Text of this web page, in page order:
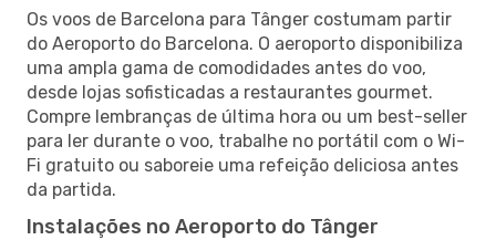
Os voos de Barcelona para Tânger costumam partir
do Aeroporto do Barcelona. O aeroporto disponibiliza
uma ampla gama de comodidades antes do voo,
desde lojas sofisticadas a restaurantes gourmet.
Compre lembranças de última hora ou um best-seller
para ler durante o voo, trabalhe no portátil com o Wi-
Fi gratuito ou saboreie uma refeição deliciosa antes
da partida.
Instalações no Aeroporto do Tânger